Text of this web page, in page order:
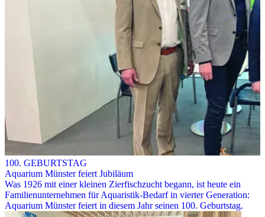
100. GEBURTSTAG
Aquarium Münster feiert Jubiläum
Was 1926 mit einer kleinen Zierfischzucht begann, ist heute ein
Familienunternehmen für Aquaristik-Bedarf in vierter Generation:
Aquarium Münster feiert in diesem Jahr seinen 100. Geburtstag.